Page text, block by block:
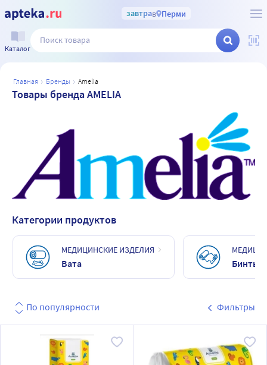
завтрав Перми
Каталог
главная бренды amelia
Товары бренда AMELIA
Категории продуктов
МЕДИЦИНСКИЕ ИЗДЕЛИЯ
Вата Бинты
По популярности Фильтры